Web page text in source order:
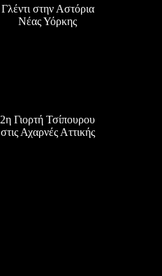
Γλέντι στην Αστόρια
Νέας Υόρκης
2η Γιορτή Τσίπουρου
στις Αχαρνές Αττικής